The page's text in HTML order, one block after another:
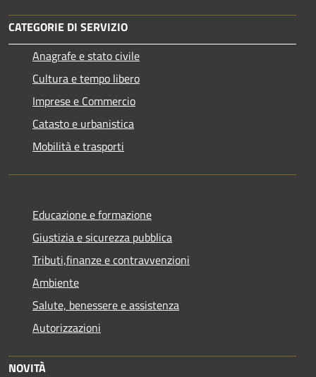
CATEGORIE DI SERVIZIO
Anagrafe e stato civile
Cultura e tempo libero
Imprese e Commercio
Catasto e urbanistica
Mobilità e trasporti
Educazione e formazione
Giustizia e sicurezza pubblica
Tributi,finanze e contravvenzioni
Ambiente
Salute, benessere e assistenza
Autorizzazioni
NOVITÀ